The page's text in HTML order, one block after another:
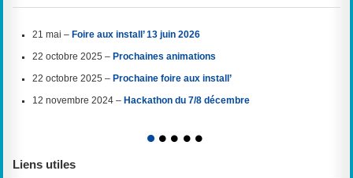
21 mai – Foire aux install’ 13 juin 2026
22 octobre 2025 – Prochaines animations
22 octobre 2025 – Prochaine foire aux install’
12 novembre 2024 – Hackathon du 7/8 décembre
1 2 3 4 5
Liens utiles